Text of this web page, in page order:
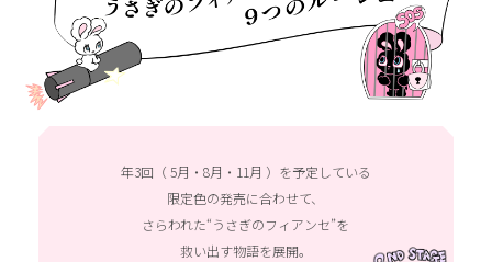
年3回（ 5月・8月・11月 ）を予定している
限定色の発売に合わせて、
さらわれた“うさぎのフィアンセ”を
救い出す物語を展開。